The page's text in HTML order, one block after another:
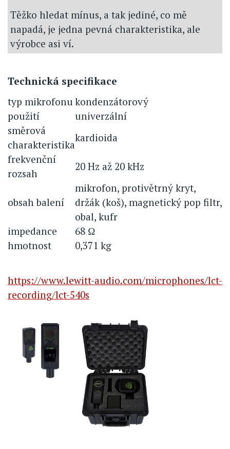
Těžko hledat mínus, a tak jediné, co mě
napadá, je jedna pevná charakteristika, ale
výrobce asi ví.
Technická specifikace
typ mikrofonu kondenzátorový
použití
univerzální
směrová
charakteristika
kardioida
frekvenční
rozsah
20 Hz až 20 kHz
obsah balení
mikrofon, protivětrný kryt,
držák (koš), magnetický pop filtr,
obal, kufr
impedance
68 Ω
hmotnost
0,371 kg
https://www.lewitt-audio.com/microphones/lct-
recording/lct-540s